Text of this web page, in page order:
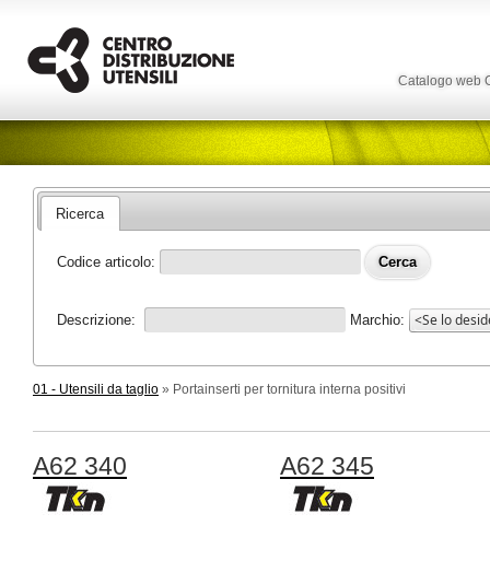
Catalogo web
Ricerca
Codice articolo:
Descrizione: Marchio:
01 - Utensili da taglio » Portainserti per tornitura interna positivi
A62 340 A62 345